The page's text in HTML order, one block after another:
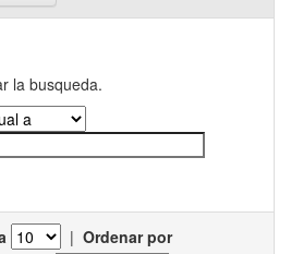
la busqueda.
| Ordenar por